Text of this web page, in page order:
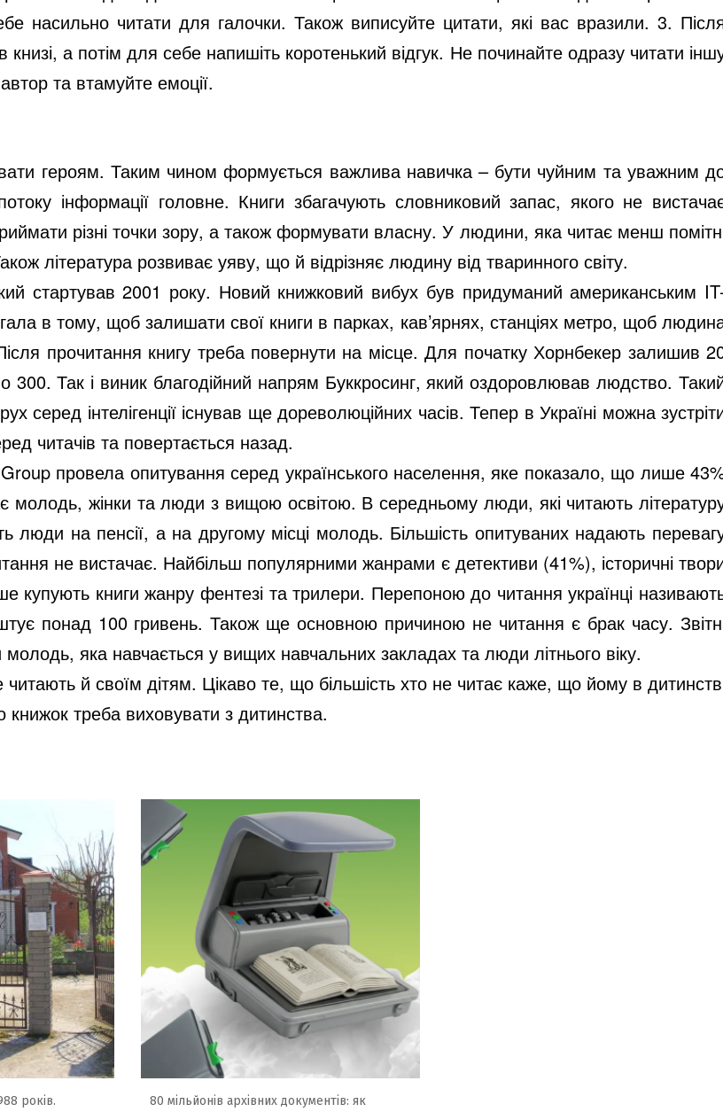
насильно читати для галочки. Також виписуйте цитати, які вас вразили. 3.
книзі, а потім для себе напишіть коротенький відгук. Не починайте одразу читати
та втамуйте емоції.
героям. Таким чином формується важлива навичка – бути чуйним та уважним
інформації головне. Книги збагачують словниковий запас, якого не
різні точки зору, а також формувати власну. У людини, яка читає менш
література розвиває уяву, що й відрізняє людину від тваринного світу.
стартував 2001 року. Новий книжковий вибух був придуманий американським
в тому, щоб залишати свої книги в парках, кав’ярнях, станціях метро, щоб
прочитання книгу треба повернути на місце. Для початку Хорнбекер залишив
300. Так і виник благодійний напрям Буккросинг, який оздоровлював людство.
серед інтелігенції існував ще дореволюційних часів. Тепер в Україні можна
читачів та повертається назад.
провела опитування серед українського населення, яке показало, що лише
жінки та люди з вищою освітою. В середньому люди, які читають
люди на пенсії, а на другому місці молодь. Більшість опитуваних надають
не вистачає. Найбільш популярними жанрами є детективи (41%), історичні
книги жанру фентезі та трилери. Перепоною до читання українці
понад 100 гривень. Також ще основною причиною не читання є брак часу.
молодь, яка навчається у вищих навчальних закладах та люди літнього віку.
й своїм дітям. Цікаво те, що більшість хто не читає каже, що йому в
треба виховувати з дитинства.
років. 80 мільйонів архівних документів: як